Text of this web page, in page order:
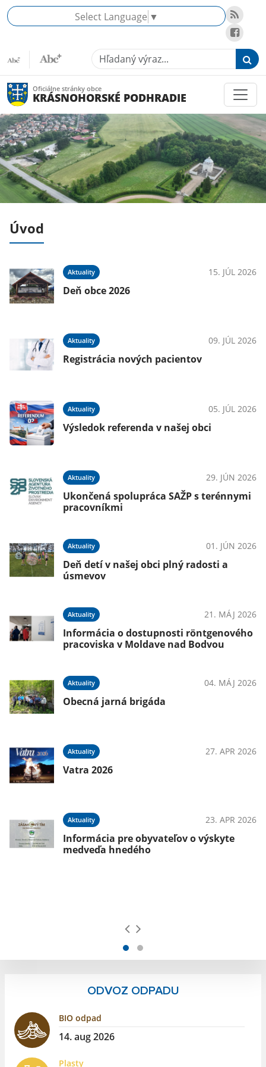
Select Language ▼
Hľadaný výraz...
Oficiálne stránky obce
KRÁSNOHORSKÉ PODHRADIE
Úvod
Aktuality 15. JÚL 2026
Deň obce 2026
Aktuality 09. JÚL 2026
Registrácia nových pacientov
Aktuality 05. JÚL 2026
Výsledok referenda v našej obci
Aktuality 29. JÚN 2026
Ukončená spolupráca SAŽP s terénnymi
pracovníkmi
Aktuality 01. JÚN 2026
Deň detí v našej obci plný radosti a
úsmevov
Aktuality 21. MÁJ 2026
Informácia o dostupnosti röntgenového
pracoviska v Moldave nad Bodvou
Aktuality 04. MÁJ 2026
Obecná jarná brigáda
Aktuality 27. APR 2026
Vatra 2026
Aktuality 23. APR 2026
Informácia pre obyvateľov o výskyte
medveďa hnedého
ODVOZ ODPADU
BIO odpad
14. aug 2026
Plasty